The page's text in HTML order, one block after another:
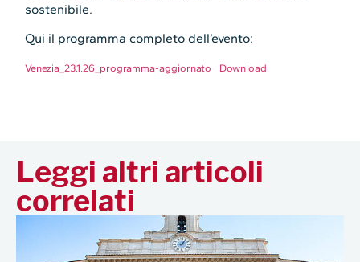
sostenibile.
Qui il programma completo dell’evento:
Venezia_23.1.26_programma-aggiornato Download
Leggi altri articoli
correlati